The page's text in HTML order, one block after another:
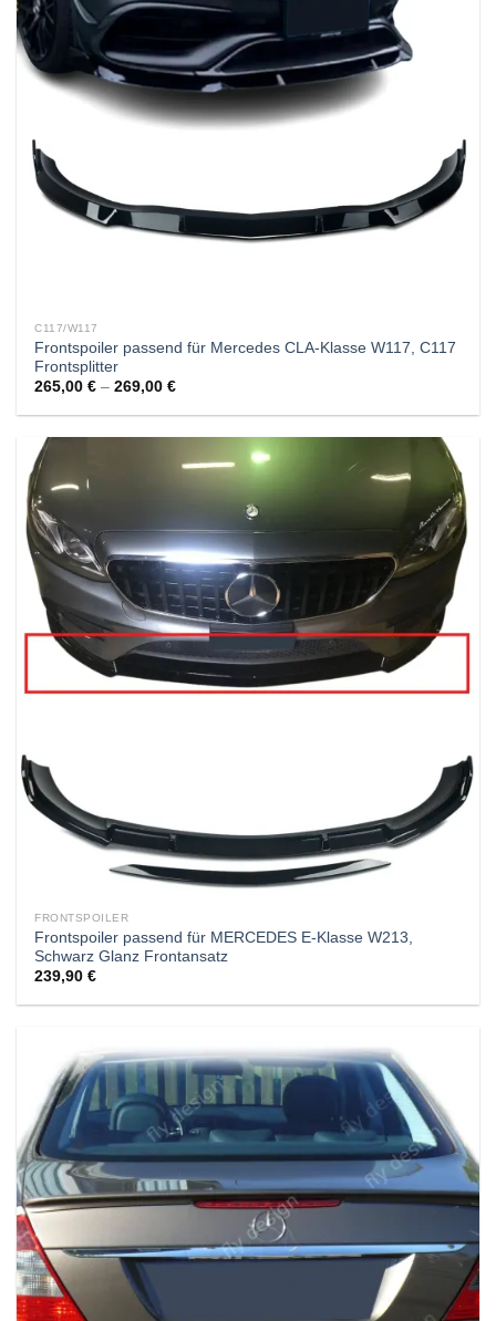
C117/W117
Frontspoiler passend für Mercedes CLA-Klasse W117, C117
Frontsplitter
265,00€ –269,00€
FRONTSPOILER
Frontspoiler passend für MERCEDES E-Klasse W213,
Schwarz Glanz Frontansatz
239,90€